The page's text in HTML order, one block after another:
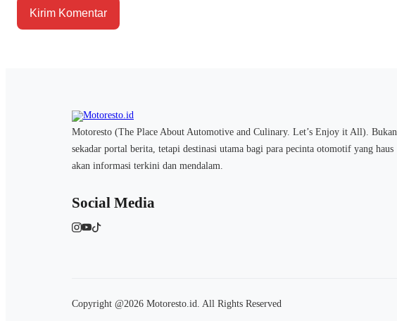
Motoresto (The Place About Automotive and Culinary. Let’s Enjoy it All). Bukan
sekadar portal berita, tetapi destinasi utama bagi para pecinta otomotif yang haus
akan informasi terkini dan mendalam.
Social Media
Copyright @2026 Motoresto.id. All Rights Reserved